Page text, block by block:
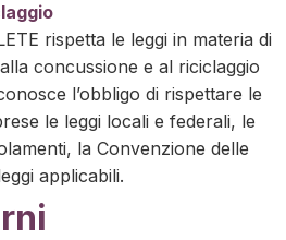
rispetta le leggi in materia di
concussione e al riciclaggio
l’obbligo di rispettare le
le leggi locali e federali, le
la Convenzione delle
applicabili.